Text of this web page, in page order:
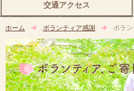
交通アクセス
ホーム ボランティア感謝 ボラ